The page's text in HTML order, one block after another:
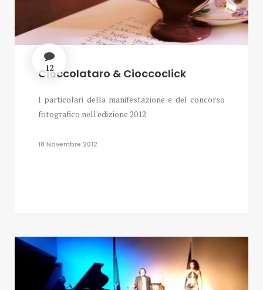
12
Cioccolataro & Cioccoclick
I particolari della manifestazione e del concorso
fotografico nell'edizione 2012
18 Novembre 2012